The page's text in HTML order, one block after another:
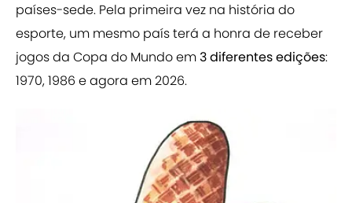
países-sede. Pela primeira vez na história do
esporte, um mesmo país terá a honra de receber
jogos da Copa do Mundo em 3 diferentes edições:
1970, 1986 e agora em 2026.